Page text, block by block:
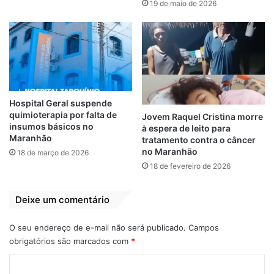
postos de saúde levando documento oficial
com foto e cartão de vacinação. A vacina
aplicada na campanha deste ano é a
Influenza trivalente, produzida pelo Instituto
Butantan e eficaz contra as cepas H1N1,
H3N2 e tipo B.
Os idosos na faixa-etária dos 80 anos que
estiverem acolhidos em instituições de
longa permanência, não precisarão se
deslocar até um dos postos de vacinação,
para realizar a aplicação da vacina nos
19 de maio de 2026
Hospital Geral suspende
quimioterapia por falta de
insumos básicos no
Maranhão
18 de março de 2026
Jovem Raquel Cristina morre
à espera de leito para
tratamento contra o câncer
no Maranhão
18 de fevereiro de 2026
Deixe um comentário
O seu endereço de e-mail não será publicado. Campos
obrigatórios são marcados com *